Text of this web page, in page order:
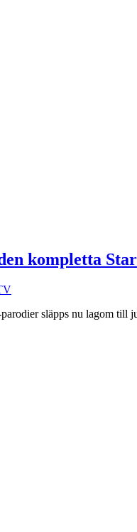
kompletta
släpps nu lagom